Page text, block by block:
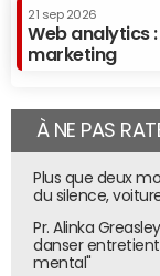
suffit évidemment
"l'importance"
aussi partagé
envie de voir
différente mais il
21 sep 2026
Web analytics
marketing
À NE PAS
Plus que deux
du silence,
Pr. Alinka
danser
mental"